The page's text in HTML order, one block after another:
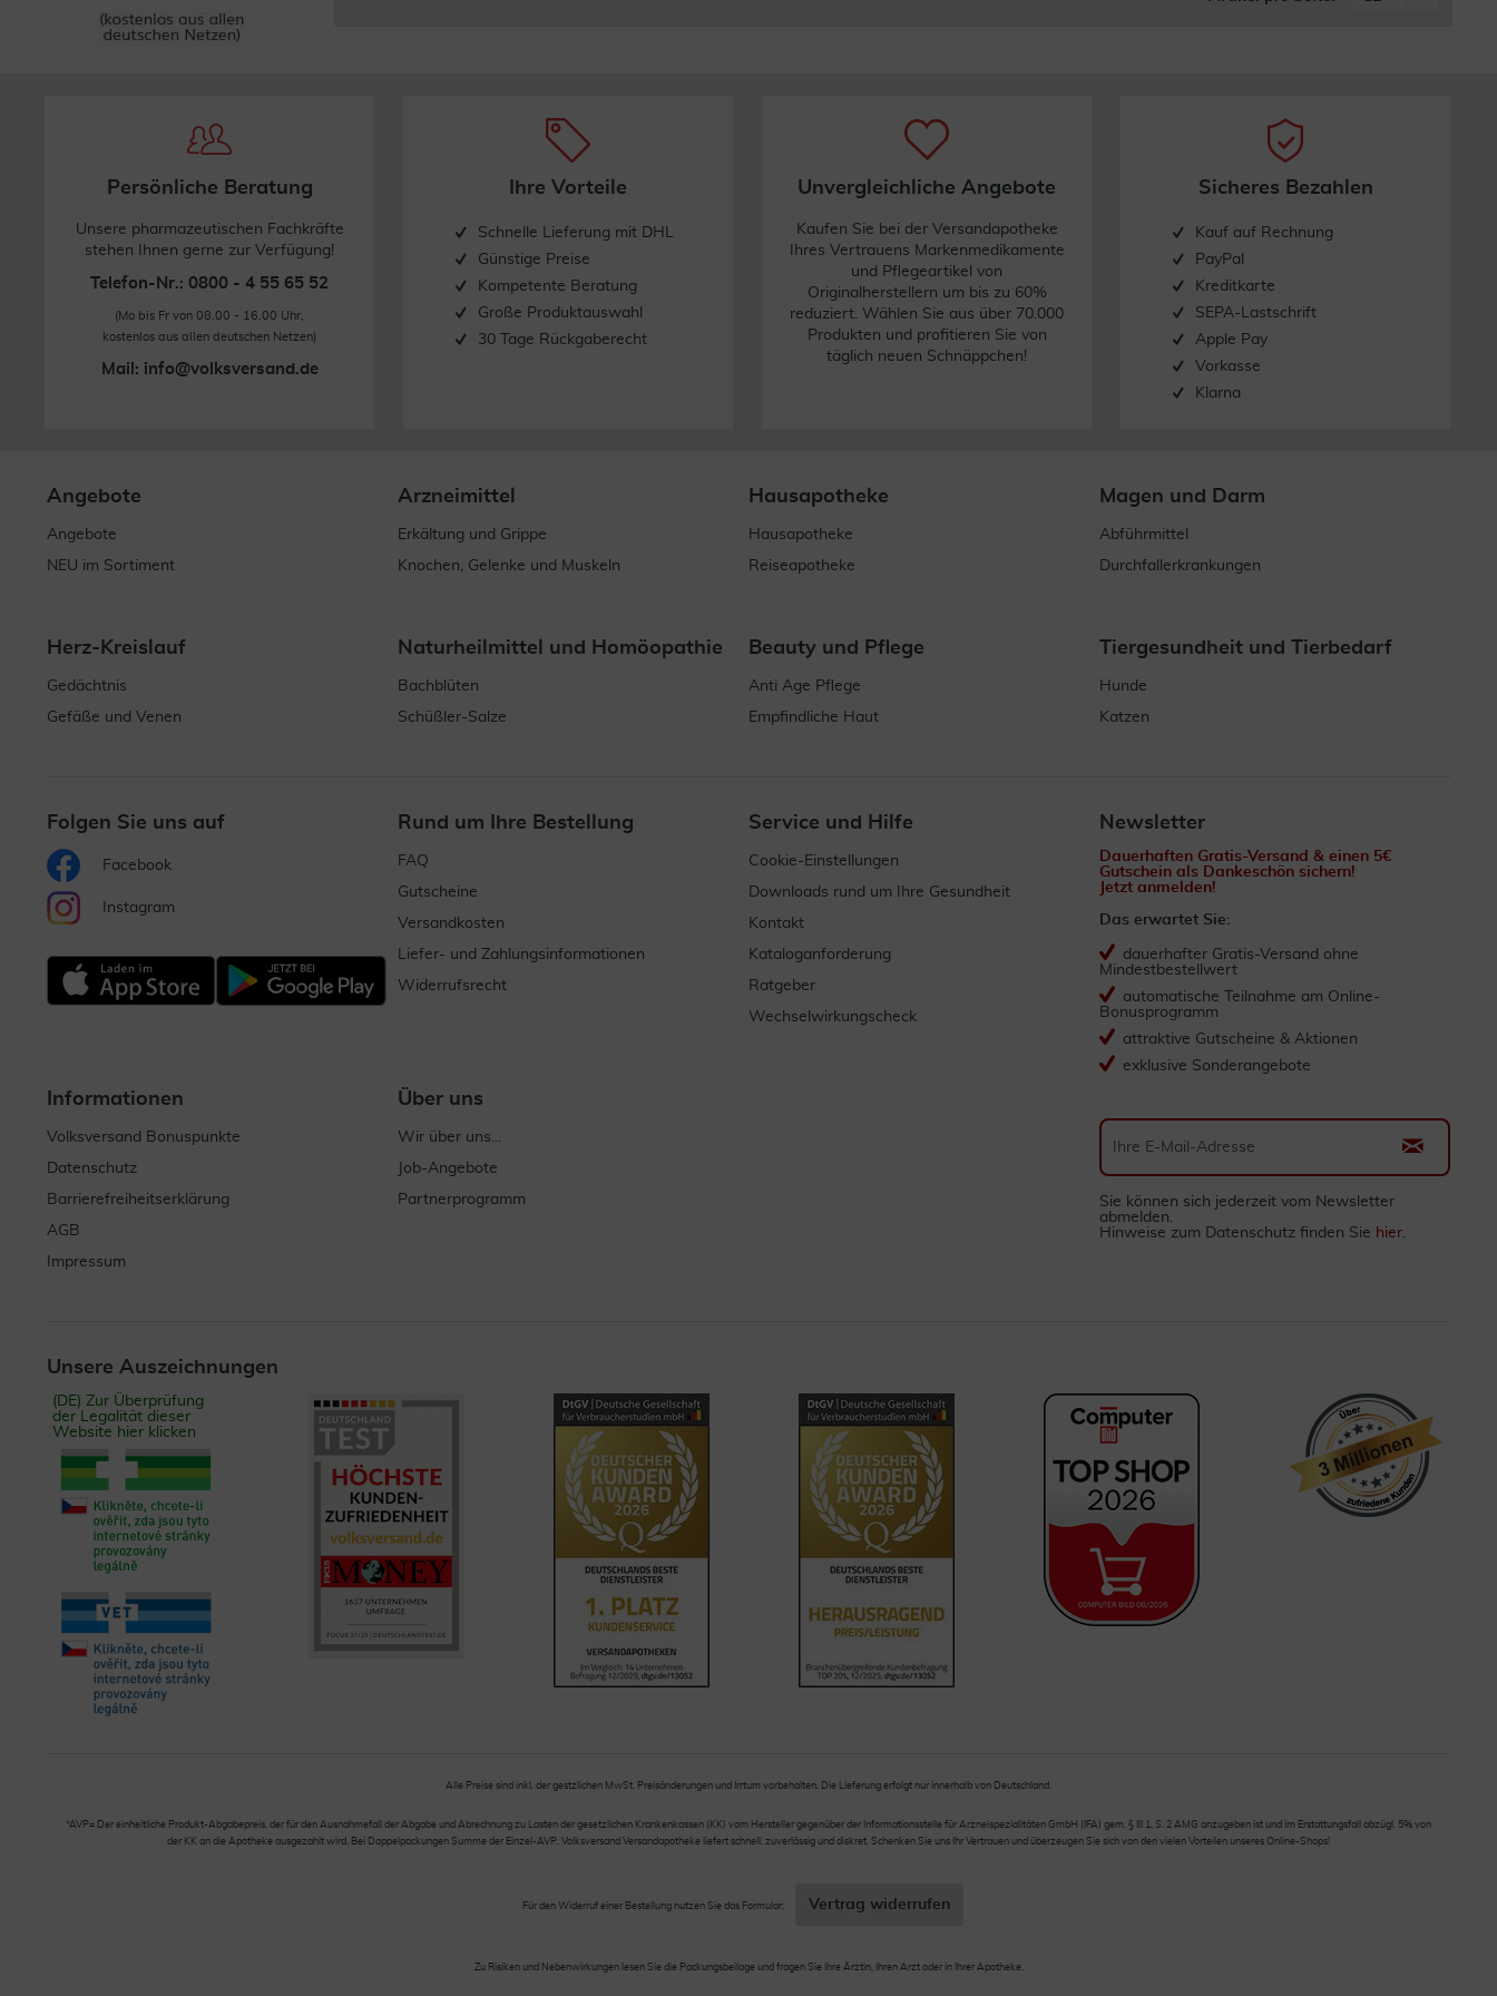
Persönliche Beratung
Unsere pharmazeutischen Fachkräfte
stehen Ihnen gerne zur Verfügung!
Telefon-Nr.: 0800 - 4 55 65 52
(Mo bis Fr von 08.00 - 16.00 Uhr,
kostenlos aus allen deutschen Netzen)
Mail: info@volksversand.de
Ihre Vorteile
Schnelle Lieferung mit DHL
Günstige Preise
Kompetente Beratung
Große Produktauswahl
30 Tage Rückgaberecht
Unvergleichliche Angebote
Kaufen Sie bei der Versandapotheke
Ihres Vertrauens Markenmedikamente
und Pflegeartikel von
Originalherstellern um bis zu 60%
reduziert. Wählen Sie aus über 70.000
Produkten und profitieren Sie von
täglich neuen Schnäppchen!
Sicheres Bezahlen
Kauf auf Rechnung
PayPal
Kreditkarte
SEPA-Lastschrift
Apple Pay
Vorkasse
Klarna
Angebote
Angebote
NEU im Sortiment
Arzneimittel
Erkältung und Grippe
Knochen, Gelenke und Muskeln
Hausapotheke
Hausapotheke
Reiseapotheke
Magen und Darm
Abführmittel
Durchfallerkrankungen
Herz-Kreislauf
Gedächtnis
Gefäße und Venen
Naturheilmittel und Homöopathie
Bachblüten
Schüßler-Salze
Beauty und Pflege
Anti Age Pflege
Empfindliche Haut
Tiergesundheit und Tierbedarf
Hunde
Katzen
Folgen Sie uns auf
Facebook
Instagram
Rund um Ihre Bestellung
FAQ
Gutscheine
Versandkosten
Liefer- und Zahlungsinformationen
Widerrufsrecht
Service und Hilfe
Cookie-Einstellungen
Downloads rund um Ihre Gesundheit
Kontakt
Kataloganforderung
Ratgeber
Wechselwirkungscheck
Informationen
Volksversand Bonuspunkte
Datenschutz
Barrierefreiheitserklärung
AGB
Impressum
Über uns
Wir über uns...
Job-Angebote
Partnerprogramm
Newsletter
Dauerhaften Gratis-Versand & einen 5€
Gutschein als Dankeschön sichern!
Jetzt anmelden!
Das erwartet Sie:
dauerhafter Gratis-Versand ohne
Mindestbestellwert
automatische Teilnahme am Online-
Bonusprogramm
attraktive Gutscheine & Aktionen
exklusive Sonderangebote
Sie können sich jederzeit vom Newsletter
abmelden.
Hinweise zum Datenschutz finden Sie hier.
Unsere Auszeichnungen
(DE) Zur Überprüfung
der Legalität dieser
Website hier klicken
Alle Preise sind inkl. der gestzlichen MwSt. Preisänderungen und Irrtum vorbehalten. Die Lieferung erfolgt nur innerhalb von Deutschland.
*AVP= Der einheitliche Produkt-Abgabepreis, der für den Ausnahmefall der Abgabe und Abrechnung zu Lasten der gesetzlichen Krankenkassen (KK) vom Hersteller gegenüber der Informationsstelle für Arzneispezialitäten GmbH (IFA) gem. § III 1, S. 2 AMG anzugeben ist und im Erstattungsfall abzügl. 5% von
der KK an die Apotheke ausgezahlt wird. Bei Doppelpackungen Summe der Einzel-AVP. Volksversand Versandapotheke liefert schnell, zuverlässig und diskret. Schenken Sie uns Ihr Vertrauen und überzeugen Sie sich von den vielen Vorteilen unseres Online-Shops!
Für den Widerruf einer Bestellung nutzen Sie das Formular: Vertrag widerrufen
Zu Risiken und Nebenwirkungen lesen Sie die Packungsbeilage und fragen Sie Ihre Ärztin, Ihren Arzt oder in Ihrer Apotheke.